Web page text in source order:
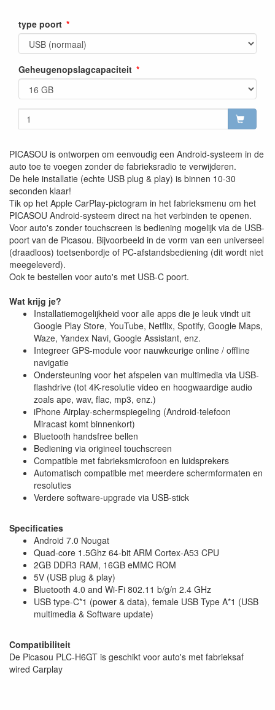
type poort
Geheugenopslagcapaciteit
PICASOU is ontworpen om eenvoudig een Android-systeem in de
auto toe te voegen zonder de fabrieksradio te verwijderen.
De hele installatie (echte USB plug & play) is binnen 10-30
seconden klaar!
Tik op het Apple CarPlay-pictogram in het fabrieksmenu om het
PICASOU Android-systeem direct na het verbinden te openen.
Voor auto's zonder touchscreen is bediening mogelijk via de USB-
poort van de Picasou. Bijvoorbeeld in de vorm van een universeel
(draadloos) toetsenbordje of PC-afstandsbediening (dit wordt niet
meegeleverd).
Ook te bestellen voor auto's met USB-C poort.
Wat krijg je?
Installatiemogelijkheid voor alle apps die je leuk vindt uit
Google Play Store, YouTube, Netflix, Spotify, Google Maps,
Waze, Yandex Navi, Google Assistant, enz.
Integreer GPS-module voor nauwkeurige online / offline
navigatie
Ondersteuning voor het afspelen van multimedia via USB-
flashdrive (tot 4K-resolutie video en hoogwaardige audio
zoals ape, wav, flac, mp3, enz.)
iPhone Airplay-schermspiegeling (Android-telefoon
Miracast komt binnenkort)
Bluetooth handsfree bellen
Bediening via origineel touchscreen
Compatible met fabrieksmicrofoon en luidsprekers
Automatisch compatible met meerdere schermformaten en
resoluties
Verdere software-upgrade via USB-stick
Specificaties
Android 7.0 Nougat
Quad-core 1.5Ghz 64-bit ARM Cortex-A53 CPU
2GB DDR3 RAM, 16GB eMMC ROM
5V (USB plug & play)
Bluetooth 4.0 and Wi-Fi 802.11 b/g/n 2.4 GHz
USB type-C*1 (power & data), female USB Type A*1 (USB
multimedia & Software update)
Compatibiliteit
De Picasou PLC-H6GT is geschikt voor auto's met fabrieksaf
wired Carplay